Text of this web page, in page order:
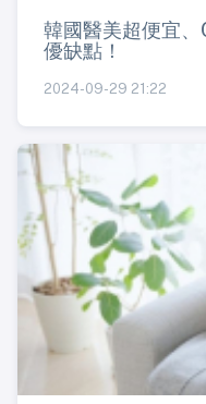
韓國醫美超便宜
優缺點！
2024-09-29 21:22